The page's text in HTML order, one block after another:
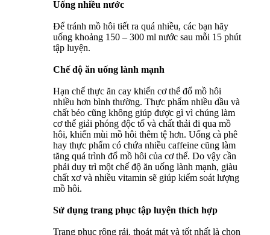
Uống nhiều nước
Để tránh mồ hôi tiết ra quá nhiều, các bạn hãy
uống khoảng 150 – 300 ml nước sau mỗi 15 phút
tập luyện.
Chế độ ăn uống lành mạnh
Hạn chế thực ăn cay khiến cơ thể đổ mồ hôi
nhiều hơn bình thường. Thực phẩm nhiều dầu và
chất béo cũng không giúp được gì vì chúng làm
cơ thể giải phóng độc tố và chất thải đi qua mồ
hôi, khiến mùi mồ hôi thêm tệ hơn. Uống cà phê
hay thực phẩm có chứa nhiều caffeine cũng làm
tăng quá trình đổ mồ hôi của cơ thể. Do vậy cần
phải duy trì một chế độ ăn uống lành mạnh, giàu
chất xơ và nhiều vitamin sẽ giúp kiểm soát lượng
mồ hôi.
Sử dụng trang phục tập luyện thích hợp
Trang phục rộng rải, thoát mát và tốt nhất là chọn